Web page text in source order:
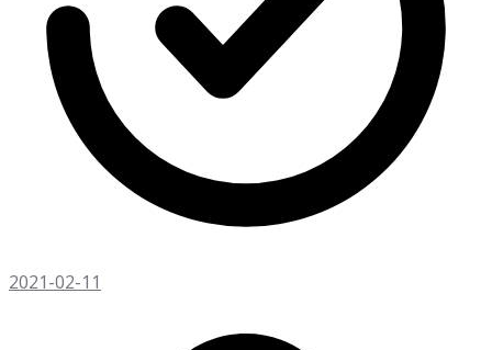
2021-02-11